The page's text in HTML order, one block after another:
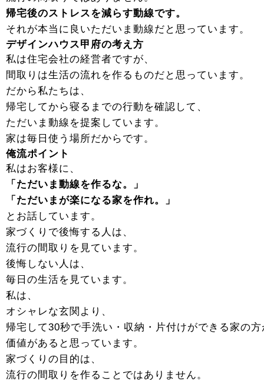
帰宅後のストレスを減らす動線です。
それが本当に良いただいま動線だと思っています。
デザインハウス甲府の考え方
私は住宅会社の経営者ですが、
間取りは生活の流れを作るものだと思っています。
だから私たちは、
帰宅してから寝るまでの行動を確認して、
ただいま動線を提案しています。
家は毎日使う場所だからです。
俺流ポイント
私はお客様に、
「ただいま動線を作るな。」
「ただいまが楽になる家を作れ。」
とお話しています。
家づくりで後悔する人は、
流行の間取りを見ています。
後悔しない人は、
毎日の生活を見ています。
私は、
オシャレな玄関より、
帰宅して30秒で手洗い・収納・片付けができる家の方
価値があると思っています。
家づくりの目的は、
流行の間取りを作ることではありません。